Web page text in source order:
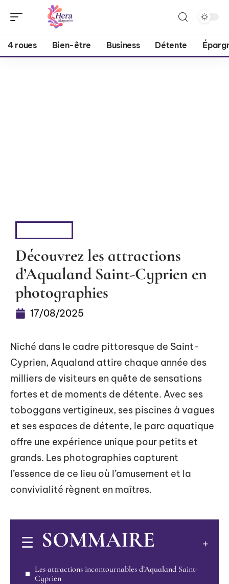
4 roues Bien-être Business Détente
Découvrez les attractions
d’Aqualand Saint-Cyprien en
photographies
17/08/2025
Niché dans le cadre pittoresque de Saint-
Cyprien, Aqualand attire chaque année des
milliers de visiteurs en quête de sensations
fortes et de moments de détente. Avec ses
toboggans vertigineux, ses piscines à vagues
et ses espaces de détente, le parc aquatique
offre une expérience unique pour petits et
grands. Les photographies capturent
l’essence de ce lieu où l’amusement et la
convivialité règnent en maîtres.
SOMMAIRE
Les attractions incontournables d’Aqualand Saint-
Cyprien